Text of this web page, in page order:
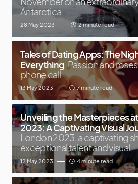
Antarctica
28 May 2023 2 minute read
Tales of Dating Apps: The
Everything Passion and
phone call
13 May 2023 7 minute read
Unveiling the Masterpieces
2023: A Captivating Visual
London 2023, a captivating
exceptional talent and visual
12 May 2023 4 minute read